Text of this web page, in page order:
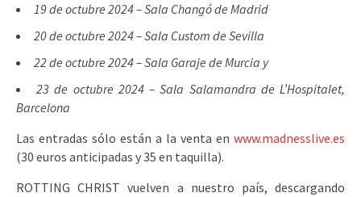
19 de octubre 2024 – Sala Changó de Madrid
20 de octubre 2024 – Sala Custom de Sevilla
22 de octubre 2024 – Sala Garaje de Murcia y
23 de octubre 2024 – Sala Salamandra de L’Hospitalet,
Barcelona
Las entradas sólo están a la venta en www.madnesslive.es
(30 euros anticipadas y 35 en taquilla).
ROTTING CHRIST vuelven a nuestro país, descargando